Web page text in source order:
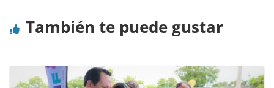
También te puede gustar